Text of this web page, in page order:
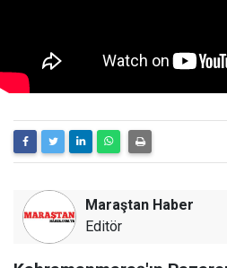
Maraştan Haber
Editör